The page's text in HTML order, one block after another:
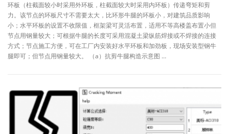
环板（柱截面较小时采用外环板，柱截面较大时采用内环板）传递弯矩和剪
力。该节点的环板尺寸不需要太大，比环形牛腿的环板小，对建筑品质影响
小；水平环板的设置不收限值，框架梁可灵活布置，适用不等高楼盖布置小但
节点用钢量较大；可根据牛腿的长度可采用混凝土梁纵筋焊接或不焊接的连接
方式；节点施工方便，可在工厂内安装好水平环板和加劲板，现场安装型钢牛
腿即可；但节点用钢量较大。 （a）抗剪牛腿构造示意图 …